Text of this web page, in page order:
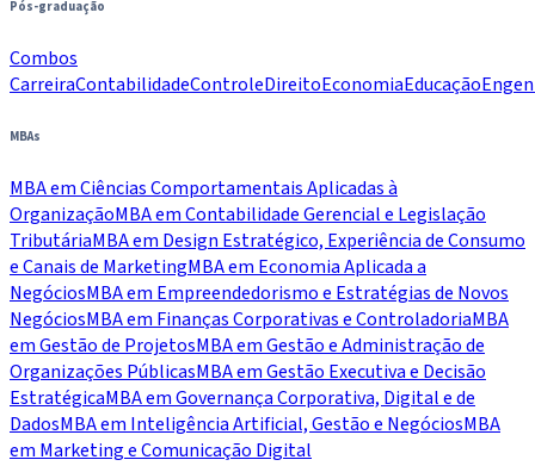
Pós-graduação
Combos
CarreiraContabilidadeControleDireitoEconomiaEducação
MBAs
MBA em Ciências Comportamentais Aplicadas à
OrganizaçãoMBA em Contabilidade Gerencial e Legislação
TributáriaMBA em Design Estratégico, Experiência de Consumo
e Canais de MarketingMBA em Economia Aplicada a
NegóciosMBA em Empreendedorismo e Estratégias de Novos
NegóciosMBA em Finanças Corporativas e ControladoriaMBA
em Gestão de ProjetosMBA em Gestão e Administração de
Organizações PúblicasMBA em Gestão Executiva e Decisão
EstratégicaMBA em Governança Corporativa, Digital e de
DadosMBA em Inteligência Artificial, Gestão e NegóciosMBA
em Marketing e Comunicação Digital